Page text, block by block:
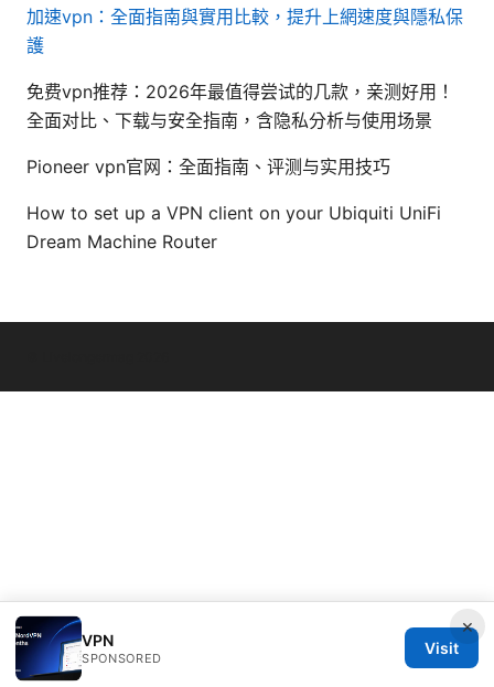
加速vpn：全面指南與實用比較，提升上網速度與隱私保
護
免费vpn推荐：2026年最值得尝试的几款，亲测好用！
全面对比、下载与安全指南，含隐私分析与使用场景
Pioneer vpn官网：全面指南、评测与实用技巧
How to set up a VPN client on your Ubiquiti UniFi
Dream Machine Router
×
VPN
SPONSORED
Visit